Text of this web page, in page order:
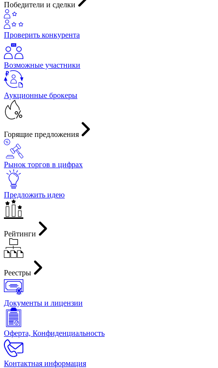
Победители и сделки
Проверить конкурента
Возможные участники
Аукционные брокеры
Горящие предложения
Рынок торгов в цифрах
Предложить идею
Рейтинги
Реестры
Документы и лицензии
Оферта, Конфиденциальность
Контактная информация